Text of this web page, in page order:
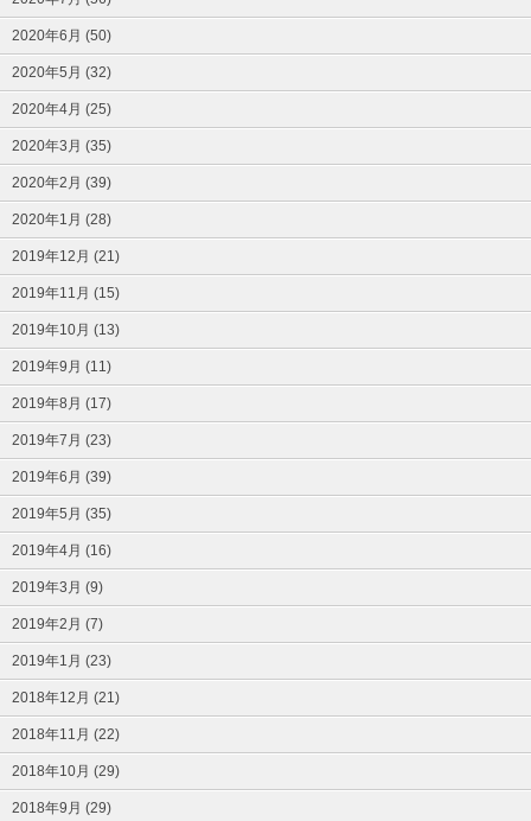
2020年6月 (50)
2020年5月 (32)
2020年4月 (25)
2020年3月 (35)
2020年2月 (39)
2020年1月 (28)
2019年12月 (21)
2019年11月 (15)
2019年10月 (13)
2019年9月 (11)
2019年8月 (17)
2019年7月 (23)
2019年6月 (39)
2019年5月 (35)
2019年4月 (16)
2019年3月 (9)
2019年2月 (7)
2019年1月 (23)
2018年12月 (21)
2018年11月 (22)
2018年10月 (29)
2018年9月 (29)